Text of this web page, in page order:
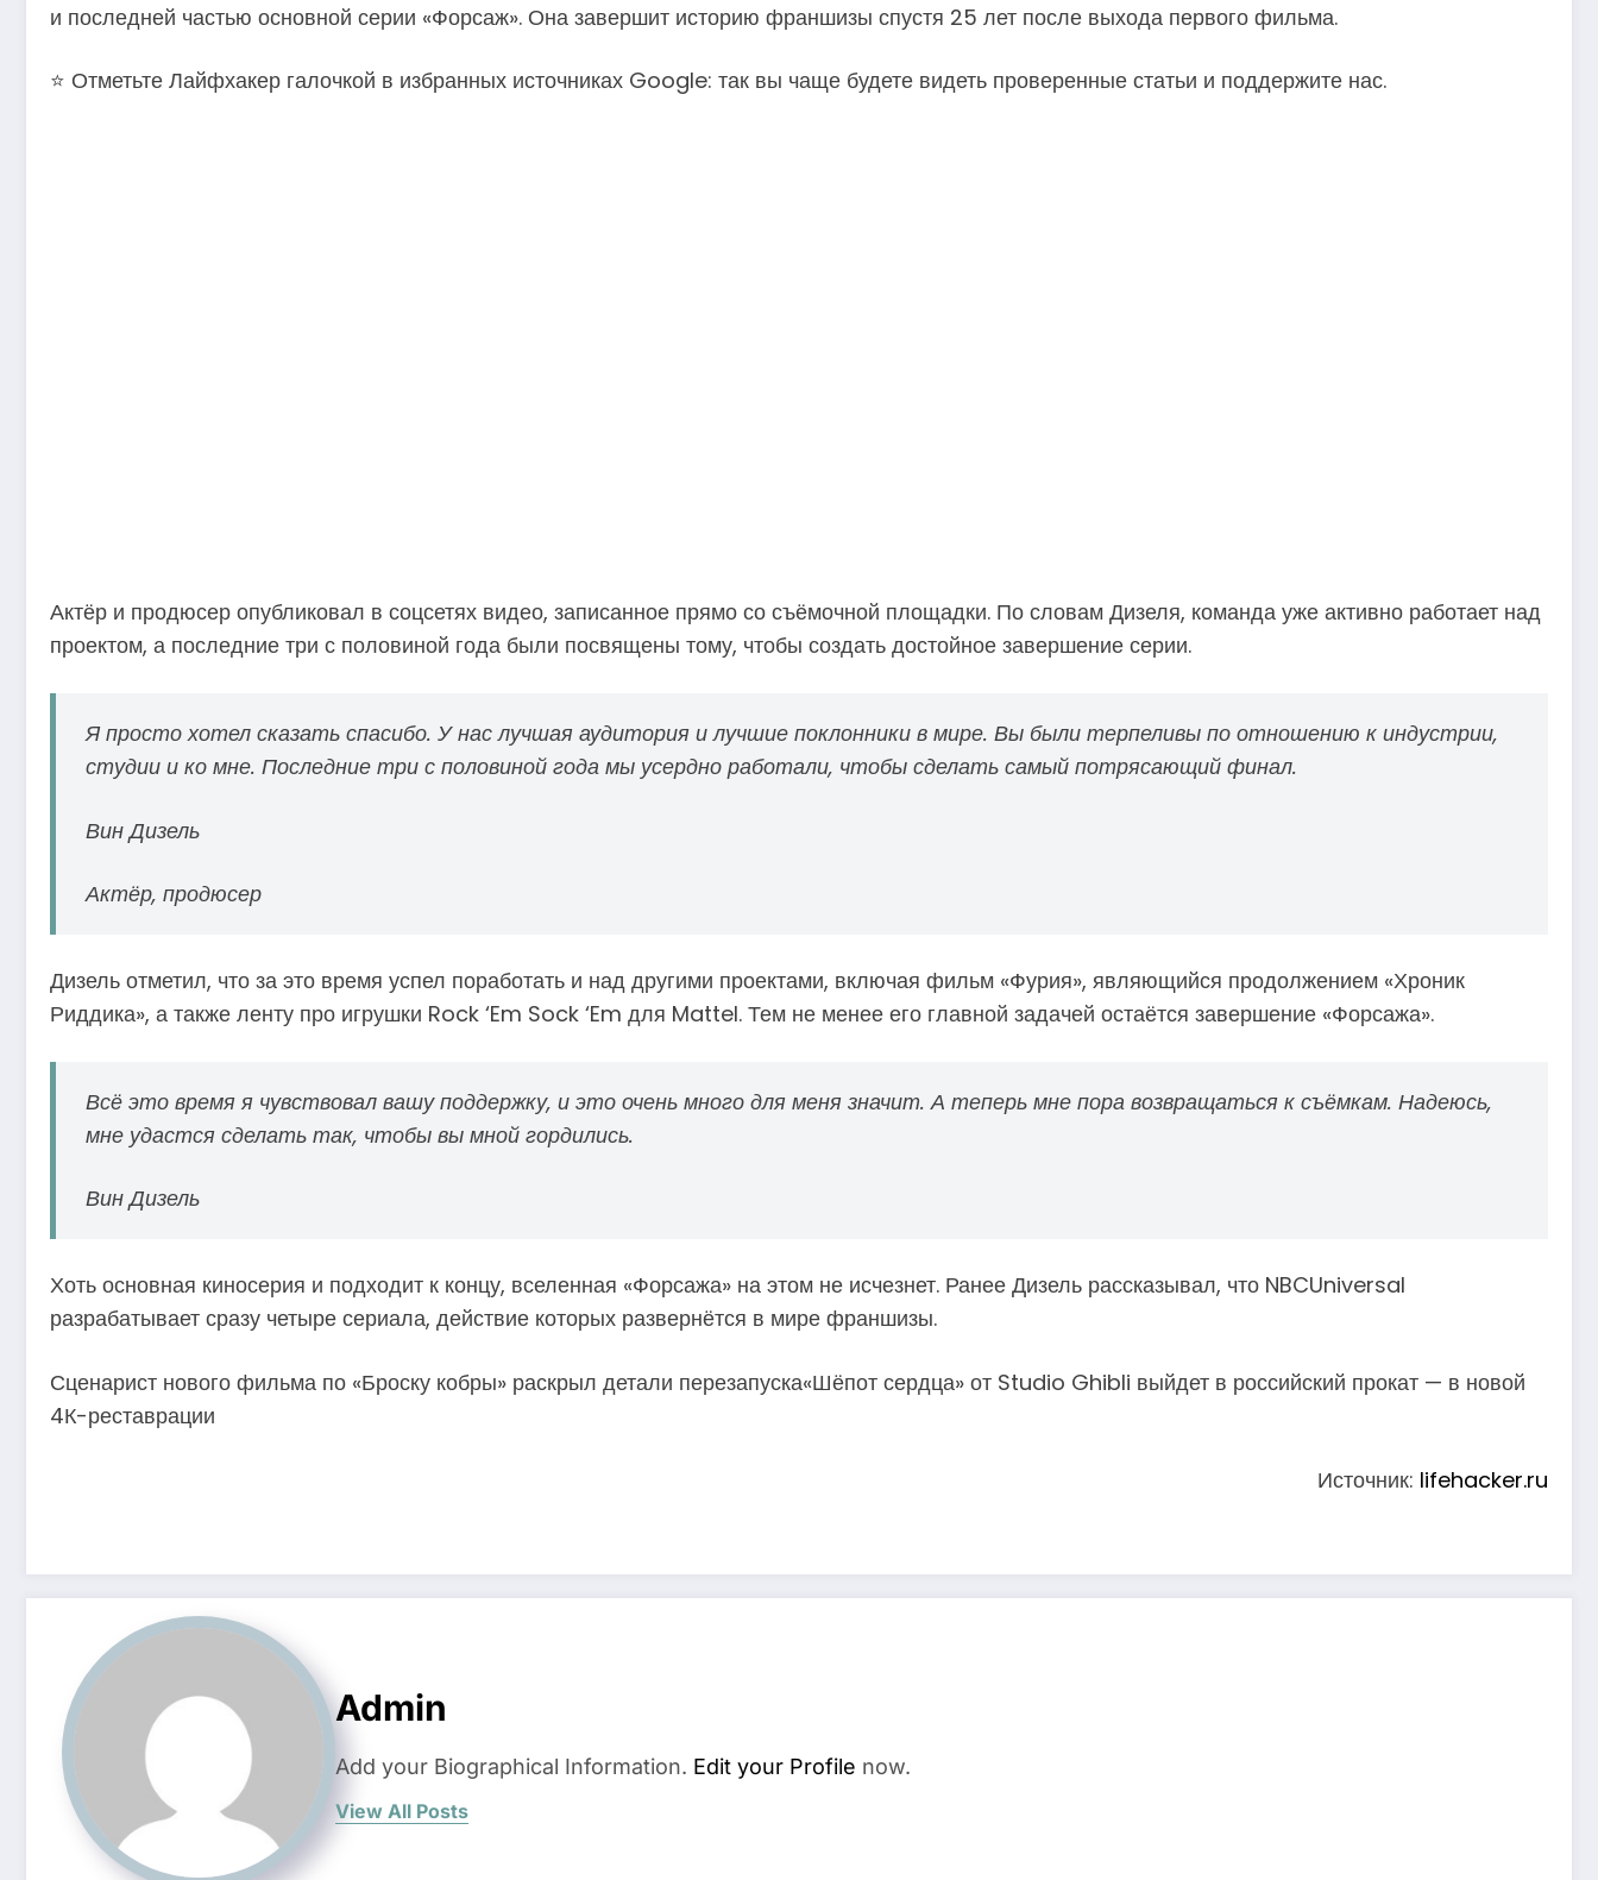
и последней частью основной серии «Форсаж». Она завершит историю франшизы спустя 25 лет после выхода первого фильма.
⭐ Отметьте Лайфхакер галочкой в избранных источниках Google: так вы чаще будете видеть проверенные статьи и поддержите нас.
Актёр и продюсер опубликовал в соцсетях видео, записанное прямо со съёмочной площадки. По словам Дизеля, команда уже активно работает над
проектом, а последние три с половиной года были посвящены тому, чтобы создать достойное завершение серии.
Я просто хотел сказать спасибо. У нас лучшая аудитория и лучшие поклонники в мире. Вы были терпеливы по отношению к индустрии,
студии и ко мне. Последние три с половиной года мы усердно работали, чтобы сделать самый потрясающий финал.
Вин Дизель
Актёр, продюсер
Дизель отметил, что за это время успел поработать и над другими проектами, включая фильм «Фурия», являющийся продолжением «Хроник
Риддика», а также ленту про игрушки Rock ‘Em Sock ‘Em для Mattel. Тем не менее его главной задачей остаётся завершение «Форсажа».
Всё это время я чувствовал вашу поддержку, и это очень много для меня значит. А теперь мне пора возвращаться к съёмкам. Надеюсь,
мне удастся сделать так, чтобы вы мной гордились.
Вин Дизель
Хоть основная киносерия и подходит к концу, вселенная «Форсажа» на этом не исчезнет. Ранее Дизель рассказывал, что NBCUniversal
разрабатывает сразу четыре сериала, действие которых развернётся в мире франшизы.
Сценарист нового фильма по «Броску кобры» раскрыл детали перезапуска«Шёпот сердца» от Studio Ghibli выйдет в российский прокат — в новой
4К-реставрации
Источник: lifehacker.ru
Admin
Add your Biographical Information. Edit your Profile now.
View All Posts